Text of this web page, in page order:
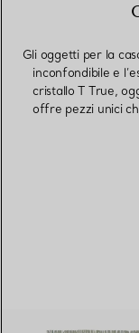
Gli oggetti per la
inconfondibile e
cristallo T True,
offre pezzi unici